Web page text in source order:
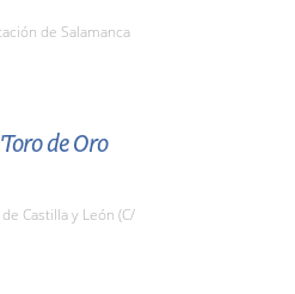
de Salamanca
de Oro
Castilla y León (C/